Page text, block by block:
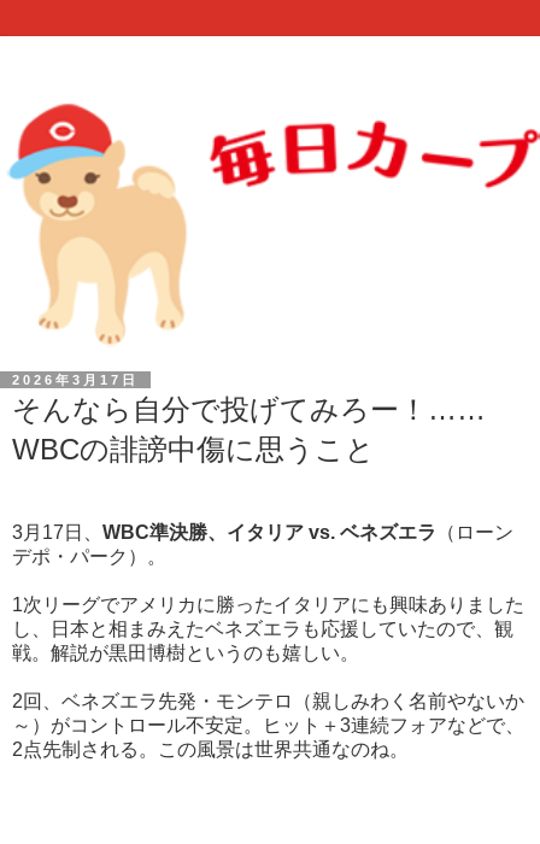
2026年3月17日
そんなら自分で投げてみろー！……
WBCの誹謗中傷に思うこと
3月17日、 WBC準決勝、イタリア vs. ベネズエラ
（ローン
デポ・パーク）。
1次リーグでアメリカに勝ったイタリアにも興味ありました
し、日本と相まみえたベネズエラも応援していたので、観
戦。解説が黒田博樹というのも嬉しい。
2回、ベネズエラ先発・モンテロ（親しみわく名前やないか
～）がコントロール不安定。ヒット＋3連続フォアなどで、
2点先制される。この風景は世界共通なのね。